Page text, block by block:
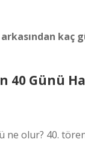
kaç
40 Günü
ne olur? 40.